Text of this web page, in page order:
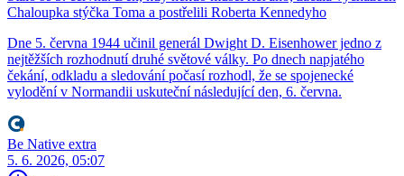
Chaloupka stýčka Toma a postřelili Roberta Kennedyho
Dne 5. června 1944 učinil generál Dwight D. Eisenhower jedno z
nejtěžších rozhodnutí druhé světové války. Po dnech napjatého
čekání, odkladu a sledování počasí rozhodl, že se spojenecké
vylodění v Normandii uskuteční následující den, 6. června.
Be Native extra
5. 6. 2026, 05:07